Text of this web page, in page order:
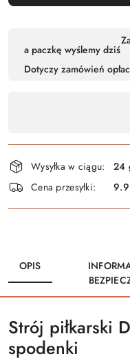
płatność
a paczkę wyślemy dziś
Dotyczy zamówień
Wysyłka w ciągu:
24
Cena przesyłki:
OPIS
Strój piłkarski
spodenki